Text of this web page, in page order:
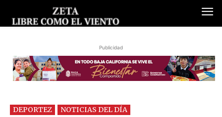
Publicidad
DEPORTEZ NOTICIAS DEL DÍA